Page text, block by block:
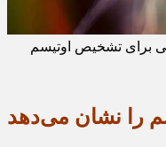
برای تشخیص اوتیسم
را نشان می‌دهد